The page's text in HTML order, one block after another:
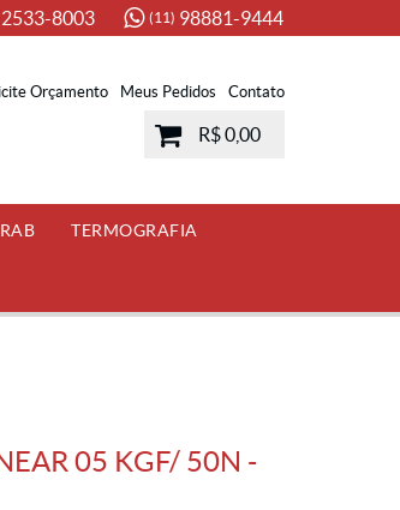
2533-8003 (11) 98881-9444
Orçamento Meus Pedidos Contato
R$ 0,00
TERMOGRAFIA
05 KGF/ 50N -